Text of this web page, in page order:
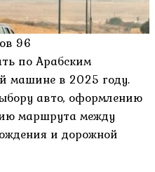
96
по Арабским
машине в 2025 году.
авто, оформлению
маршрута между
и дорожной